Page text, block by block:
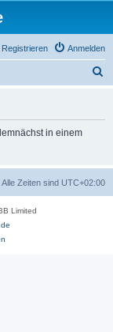
Anmelden
Registrieren
in einem
Alle Zeiten sind UTC+02:00
Limited